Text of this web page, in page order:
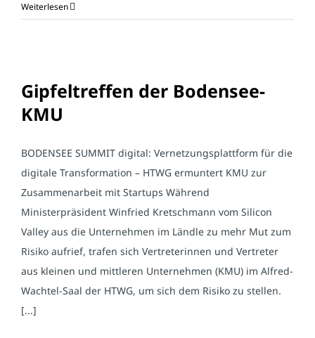
Weiterlesen
Gipfeltreffen der Bodensee-
KMU
BODENSEE SUMMIT digital: Vernetzungsplattform für die
digitale Transformation – HTWG ermuntert KMU zur
Zusammenarbeit mit Startups Während
Ministerpräsident Winfried Kretschmann vom Silicon
Valley aus die Unternehmen im Ländle zu mehr Mut zum
Risiko aufrief, trafen sich Vertreterinnen und Vertreter
aus kleinen und mittleren Unternehmen (KMU) im Alfred-
Wachtel-Saal der HTWG, um sich dem Risiko zu stellen.
[...]